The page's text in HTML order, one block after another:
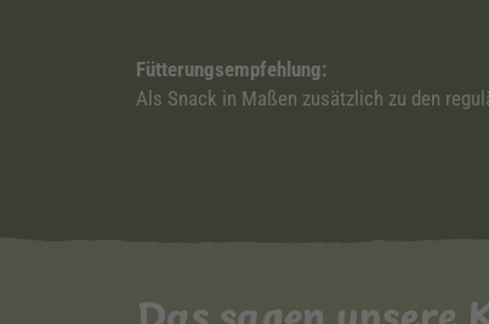
Fütterungsempfehlung:
Als Snack in Maßen zusätzlich zu den